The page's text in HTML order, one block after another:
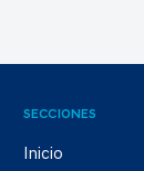
SECCIONES
Inicio